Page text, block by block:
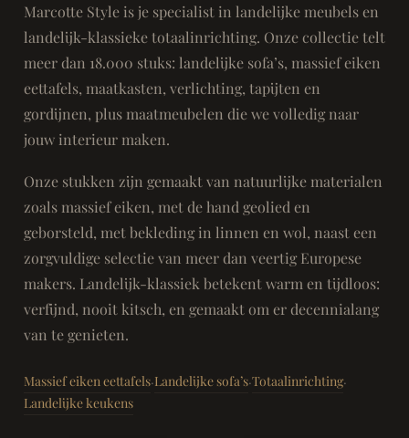
Marcotte Style is je specialist in landelijke meubels en
landelijk-klassieke totaalinrichting. Onze collectie telt
meer dan 18.000 stuks: landelijke sofa’s, massief eiken
eettafels, maatkasten, verlichting, tapijten en
gordijnen, plus maatmeubelen die we volledig naar
jouw interieur maken.
Onze stukken zijn gemaakt van natuurlijke materialen
zoals massief eiken, met de hand geolied en
geborsteld, met bekleding in linnen en wol, naast een
zorgvuldige selectie van meer dan veertig Europese
makers. Landelijk-klassiek betekent warm en tijdloos:
verfijnd, nooit kitsch, en gemaakt om er decennialang
van te genieten.
Massief eiken eettafels·Landelijke sofa’s·Totaalinrichting·
Landelijke keukens